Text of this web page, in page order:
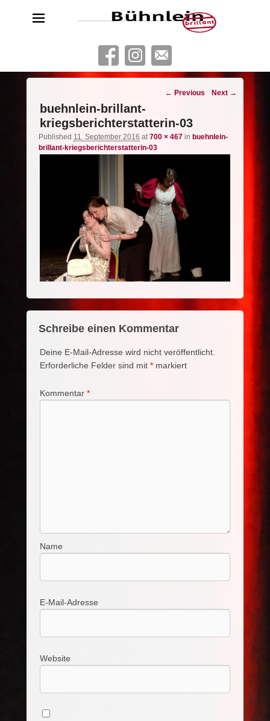
Bühnlein brillant
Freies Schauspielensemble aus Köln
Image
← Previous Next →
buehnlein-brillant-
kriegsberichterstatterin-03
Published 11. September 2016 at700 × 467 in buehnlein-
brillant-kriegsberichterstatterin-03
Schreibe einen Kommentar
Deine E-Mail-Adresse wird nicht veröffentlicht.
Erforderliche Felder sind mit * markiert
Kommentar *
Name
E-Mail-Adresse
Website